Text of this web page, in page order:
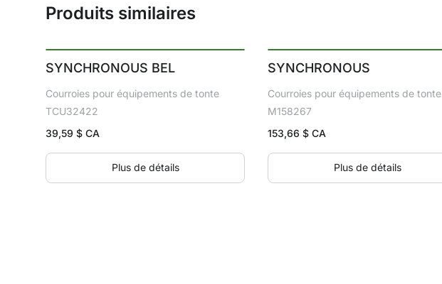
Produits similaires
SYNCHRONOUS BEL
Courroies pour équipements de tonte
TCU32422
39,59 $ CA
Plus de détails
SYNCHRONOUS
Courroies pour équipements de tonte
M158267
153,66 $ CA
Plus de détails